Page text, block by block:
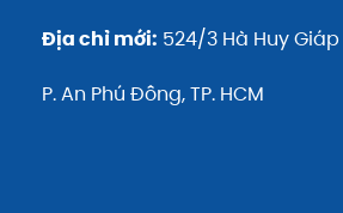
Địa chỉ mới: 524/3 Hà Huy Giáp
P. An Phú Đông, TP. HCM